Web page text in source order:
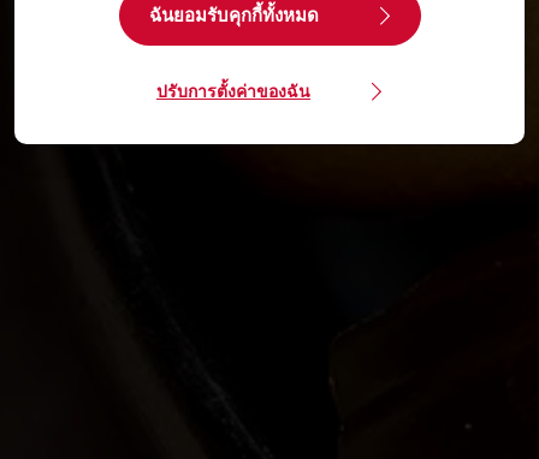
ฉันยอมรับคุกกี้ทั้งหมด
ปรับการตั้งค่าของฉัน